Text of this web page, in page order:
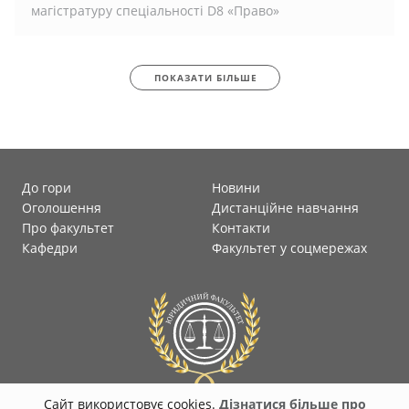
магістратуру спеціальності D8 «Право»
ПОКАЗАТИ БІЛЬШЕ
До гори
Новини
Оголошення
Дистанційне навчання
Про факультет
Контакти
Кафедри
Факультет у соцмережах
Сайт використовує cookies. Дізнатися більше про